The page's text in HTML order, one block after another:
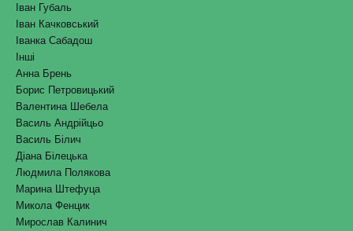
Іван Губаль
Іван Качковський
Іванка Сабадош
Інші
Анна Брень
Борис Петровицький
Валентина Шебела
Василь Андрійцьо
Василь Білич
Діана Білецька
Людмила Полякова
Марина Штефуца
Микола Фенцик
Мирослав Калинич